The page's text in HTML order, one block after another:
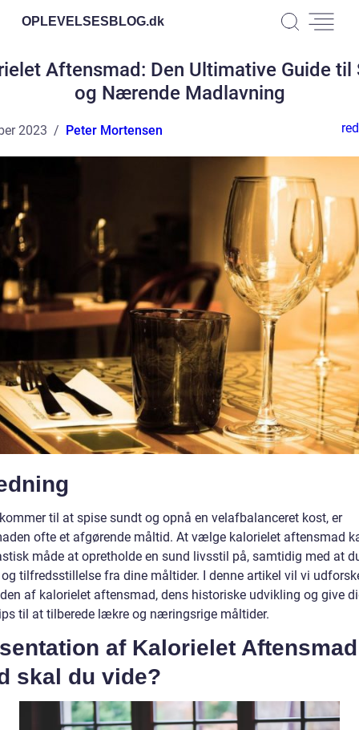
OPLEVELSESBLOG.dk
Aftensmad: Den Ultimative Guide til
og Nærende Madlavning
2023 Peter Mortensen
til at spise sundt og opnå en velafbalanceret kost, er
ofte et afgørende måltid. At vælge kalorielet aftensmad
måde at opretholde en sund livsstil på, samtidig med at
tilfredsstillelse fra dine måltider. I denne artikel vil vi
af kalorielet aftensmad, dens historiske udvikling og give
til at tilberede lækre og næringsrige måltider.
af Kalorielet
skal du vide?